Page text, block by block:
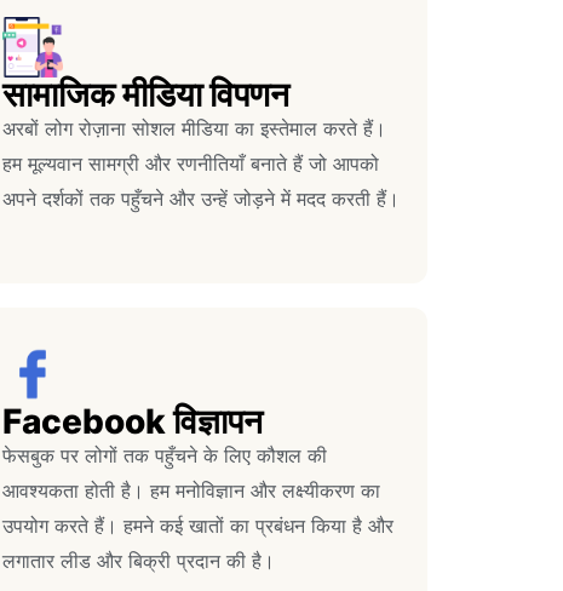
सामाजिक मीडिया विपणन
अरबों लोग रोज़ाना सोशल मीडिया का इस्तेमाल करते हैं।
हम मूल्यवान सामग्री और रणनीतियाँ बनाते हैं जो आपको
अपने दर्शकों तक पहुँचने और उन्हें जोड़ने में मदद करती हैं।
Facebook विज्ञापन
फेसबुक पर लोगों तक पहुँचने के लिए कौशल की
आवश्यकता होती है। हम मनोविज्ञान और लक्ष्यीकरण का
उपयोग करते हैं। हमने कई खातों का प्रबंधन किया है और
लगातार लीड और बिक्री प्रदान की है।